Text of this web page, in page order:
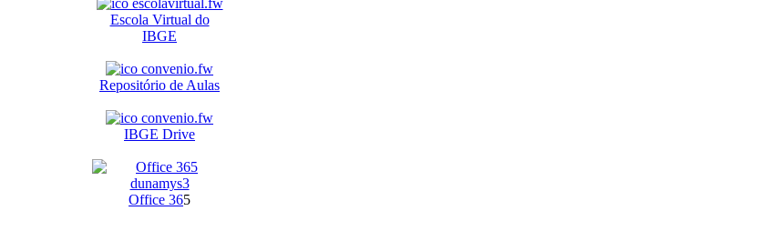
Escola Virtual do
IBGE
Repositório de Aulas
IBGE Drive
Office 365